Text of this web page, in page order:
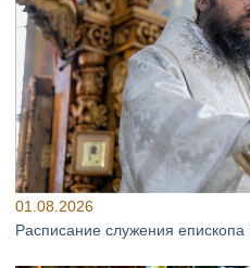
01.08.2026
Расписание служения епископа